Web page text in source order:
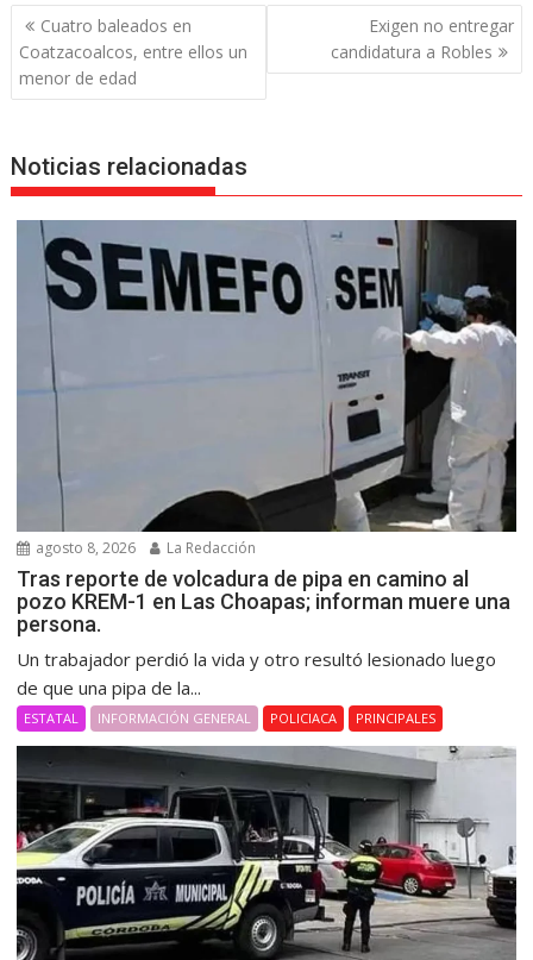
Navegación
de
entradas
Cuatro baleados en
Coatzacoalcos, entre ellos un
menor de edad
Exigen no entregar
candidatura a Robles
Noticias relacionadas
agosto 8, 2026 La Redacción
Tras reporte de volcadura de pipa en camino al
pozo KREM-1 en Las Choapas; informan muere una
persona.
Un trabajador perdió la vida y otro resultó lesionado luego
de que una pipa de la...
ESTATAL INFORMACIÓN GENERAL POLICIACA PRINCIPALES